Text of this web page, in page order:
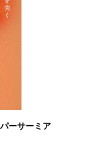
ーサーミア